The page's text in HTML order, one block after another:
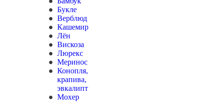
Букле
Верблюд
Кашемир
Лён
Вискоза
Люрекс
Меринос
Конопля,
крапива,
эвкалипт
Мохер